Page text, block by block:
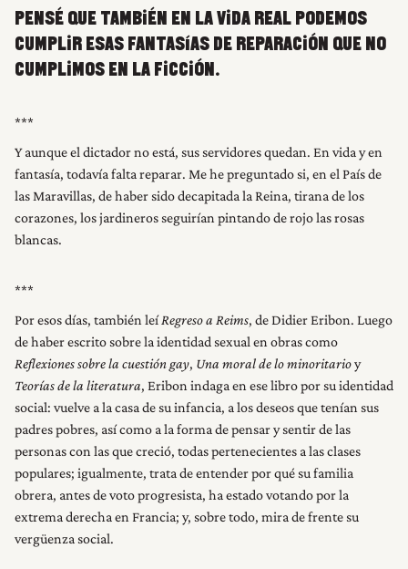
PENSÉ QUE TAMBIÉN EN LA VIDA REAL PODEMOS
CUMPLIR ESAS FANTASÍAS DE REPARACIÓN QUE NO
CUMPLIMOS EN LA FICCIÓN.
Y aunque el dictador no está, sus servidores quedan. En vida y en
fantasía, todavía falta reparar. Me he preguntado si, en el País de
las Maravillas, de haber sido decapitada la Reina, tirana de los
corazones, los jardineros seguirían pintando de rojo las rosas
blancas.
Por esos días, también leíRegreso a Reims, de Didier Eribon. Luego
de haber escrito sobre la identidad sexual en obras como
Reflexiones sobre la cuestión gay, Una moral de lo minoritarioy
Teorías de la literatura, Eribon indaga en ese libro por su identidad
social: vuelve a la casa de su infancia, a los deseos que tenían sus
padres pobres, así como a la forma de pensar y sentir de las
personas con las que creció, todas pertenecientes a las clases
populares; igualmente, trata de entender por qué su familia
obrera, antes de voto progresista, ha estado votando por la
extrema derecha en Francia; y, sobre todo, mira de frente su
vergüenza social.